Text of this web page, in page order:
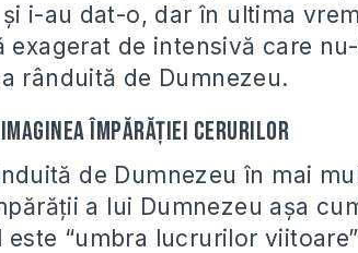
i-au dat-o, dar în ultima
exagerat de intensivă care
rânduită de Dumnezeu.
Împărăţiei Cerurilor
de Dumnezeu în mai
a lui Dumnezeu aşa
este “umbra lucrurilor